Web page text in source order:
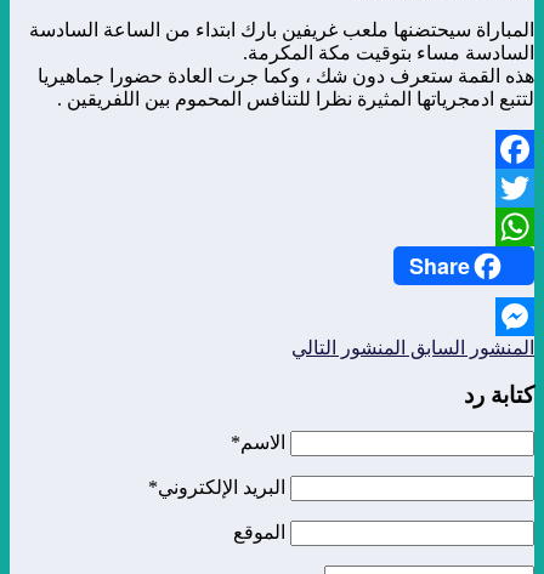
المباراة سيحتضنها ملعب غريفين بارك ابتداء من الساعة السادسة
السادسة مساء بتوقيت مكة المكرمة.
هذه القمة ستعرف دون شك ، وكما جرت العادة حضورا جماهيريا
لتتبع ادمجرياتها المثيرة نظرا للتنافس المحموم بين اللفريقين .
Facebook
Twitter
WhatsApp
Share
Messenger
المنشور السابق المنشور التالي
كتابة رد
الاسم*
البريد الإلكتروني*
الموقع